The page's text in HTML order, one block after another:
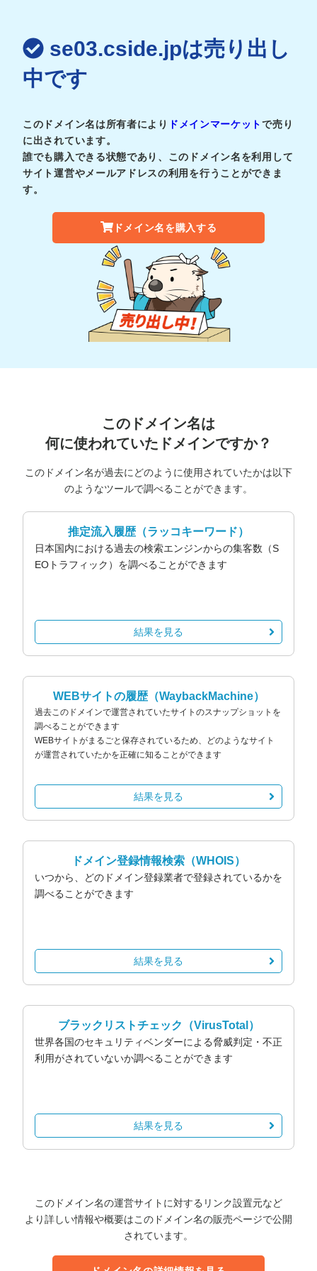
se03.cside.jpは売り出し
中です
このドメイン名は所有者により ドメインマーケットで売り
に出されています。
誰でも購入できる状態であり、このドメイン名を利用して
サイト運営やメールアドレスの利用を行うことができま
す。
ドメイン名を購入する
このドメイン名は
何に使われていたドメインですか？
このドメイン名が過去にどのように使用されていたかは以下
のようなツールで調べることができます。
推定流入履歴（ラッコキーワード）
日本国内における過去の検索エンジンからの集客数（S
EOトラフィック）を調べることができます
結果を見る
WEBサイトの履歴（WaybackMachine）
過去このドメインで運営されていたサイトのスナップショットを
調べることができます
WEBサイトがまるごと保存されているため、どのようなサイト
が運営されていたかを正確に知ることができます
結果を見る
ドメイン登録情報検索 （WHOIS）
いつから、どのドメイン登録業者で登録されているかを
調べることができます
結果を見る
ブラックリストチェック （VirusTotal）
世界各国のセキュリティベンダーによる脅威判定・不正
利用がされていないか調べることができます
結果を見る
このドメイン名の運営サイトに対するリンク設置元など
より詳しい情報や概要はこのドメイン名の販売ページで公開
されています。